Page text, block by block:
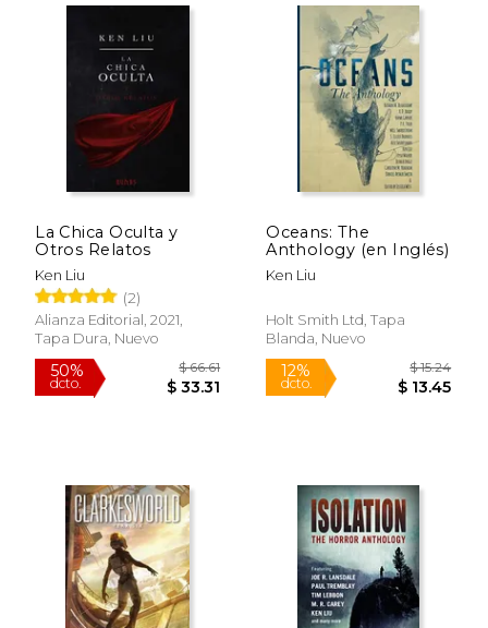
50%
dcto.
15%
La Chica Oculta y
Otros Relatos
Ken Liu
(2)
Alianza Editorial, 2021,
Tapa Dura, Nuevo
Oceans: The
Anthology (en Inglés)
Ken Liu
Holt Smith Ltd, Tapa
Blanda, Nuevo